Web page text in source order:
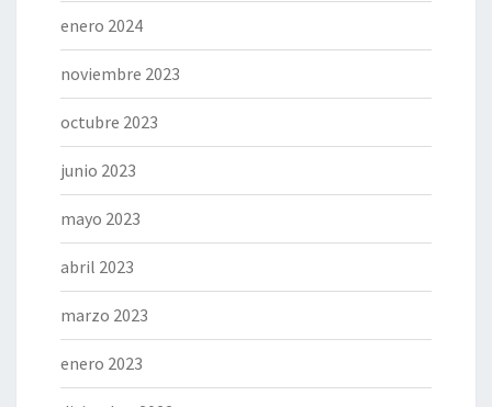
enero 2024
noviembre 2023
octubre 2023
junio 2023
mayo 2023
abril 2023
marzo 2023
enero 2023